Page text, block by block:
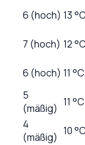
6 (hoch) 13
7 (hoch) 12
6 (hoch) 11 °C
5
(mäßig) 11 °C
4
(mäßig) 10